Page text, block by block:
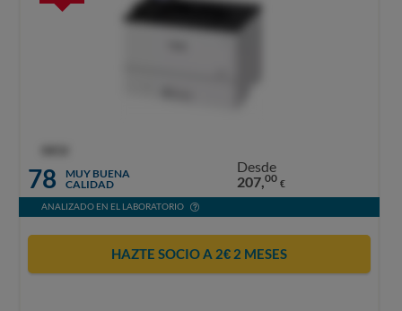
78
MUY BUENA
CALIDAD
Desde
207,00 €
ANALIZADO EN EL LABORATORIO
HAZTE SOCIO A 2€ 2 MESES